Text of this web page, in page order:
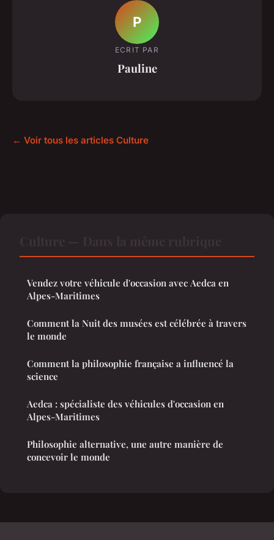
P
ECRIT PAR
Pauline
← Voir tous les articles Culture
Vendez votre véhicule d'occasion avec Aedca en
Alpes-Maritimes
Comment la Nuit des musées est célébrée à travers
le monde
Comment la philosophie française a influencé la
science
Aedca : spécialiste des véhicules d'occasion en
Alpes-Maritimes
Philosophie alternative, une autre manière de
concevoir le monde